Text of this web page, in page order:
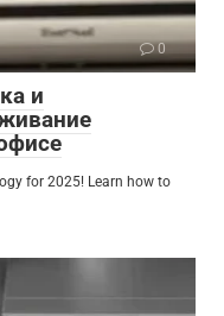
0
и
for 2025! Learn how to